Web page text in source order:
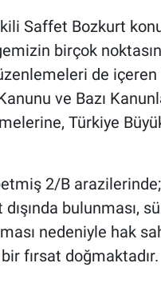
Saffet Bozkurt
birçok
de içeren
ve Bazı
Türkiye
2/B
dışında bulunması,
nedeniyle hak
fırsat doğmaktadır.